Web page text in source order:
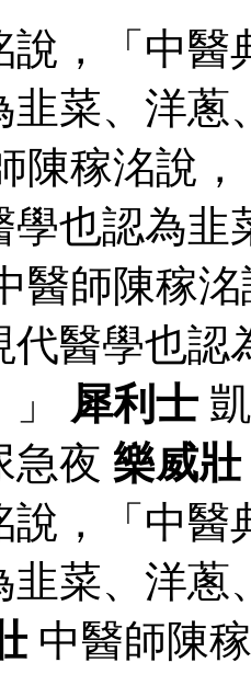
說，「中
韭菜、洋蔥
陳稼洺說
學也認為韭
醫師陳稼
代醫學也
犀利士
急夜 樂威壯
說，「中
韭菜、洋蔥
中醫師陳